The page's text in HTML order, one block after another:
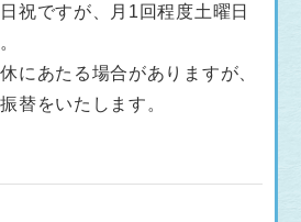
祝ですが、月1回程度土曜日
にあたる場合がありますが、
替をいたします。